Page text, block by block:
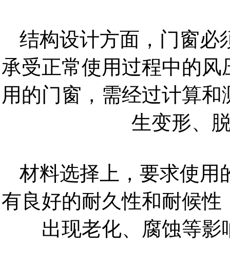
结构设计方面，门窗必
承受正常使用过程中的
用的门窗，需经过计算
生变形、
材料选择上，要求使用
有良好的耐久性和耐候
出现老化、腐蚀等